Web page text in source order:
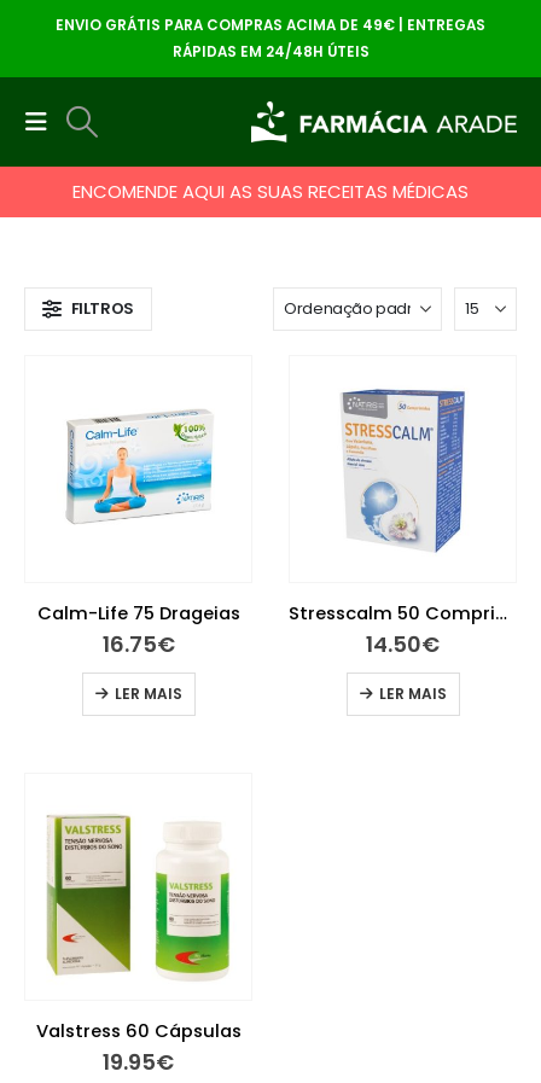
ENVIO GRÁTIS PARA COMPRAS ACIMA DE 49€ | ENTREGAS
RÁPIDAS EM 24/48H ÚTEIS
ENCOMENDE AQUI AS SUAS RECEITAS MÉDICAS
FILTROS
Calm-Life 75 Drageias
16.75€
LER MAIS
Stresscalm 50 Comprimidos
14.50€
LER MAIS
Valstress 60 Cápsulas
19.95€